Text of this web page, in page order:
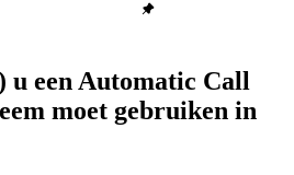
u een Automatic Call
moet gebruiken in